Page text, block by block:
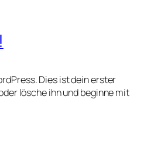
Dies ist dein erster
lösche ihn und beginne mit